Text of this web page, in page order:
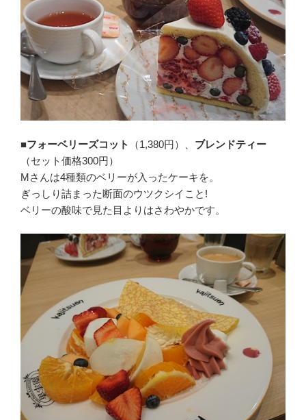
■フォーベリーズコット （1,380円）、 ブレンドティー
（セット価格300円）
Mさんは4種類のベリーが入ったケーキを。
ぎっしり詰まった断面のウツクシイこと!
ベリーの酸味で見た目よりはさわやかです。